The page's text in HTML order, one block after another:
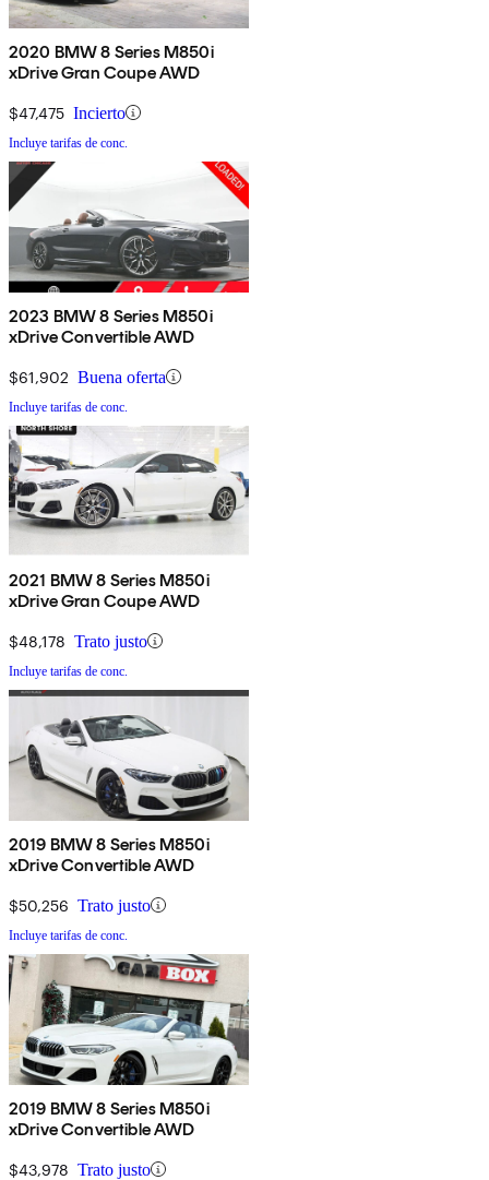
2020 BMW 8 Series M850i
xDrive Gran Coupe AWD
$47,475 Incierto
Incluye tarifas de conc.
2023 BMW 8 Series M850i
xDrive Convertible AWD
$61,902 Buena oferta
Incluye tarifas de conc.
2021 BMW 8 Series M850i
xDrive Gran Coupe AWD
$48,178 Trato justo
Incluye tarifas de conc.
2019 BMW 8 Series M850i
xDrive Convertible AWD
$50,256 Trato justo
Incluye tarifas de conc.
2019 BMW 8 Series M850i
xDrive Convertible AWD
$43,978 Trato justo